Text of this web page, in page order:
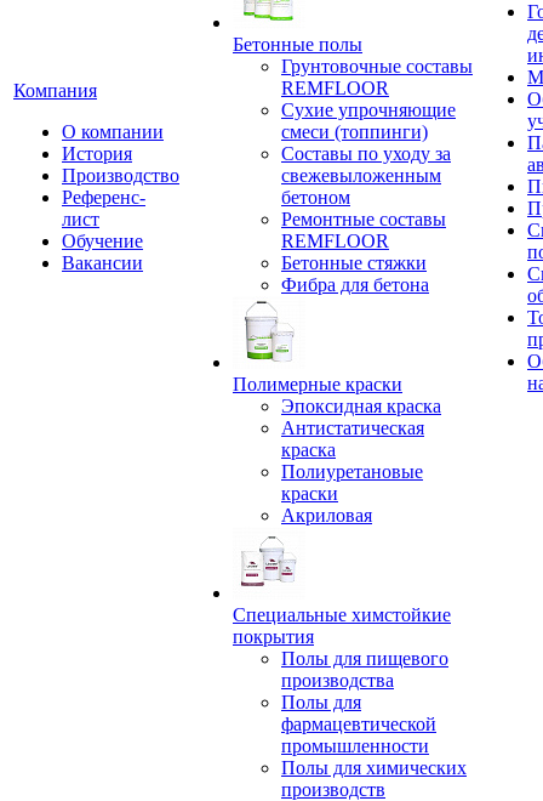
Компания
О компании
История
Производство
Референс-
лист
Обучение
Вакансии
Бетонные полы
Грунтовочные составы
REMFLOOR
Сухие упрочняющие
смеси (топпинги)
Составы по уходу за
свежевыложенным
бетоном
Ремонтные составы
REMFLOOR
Бетонные стяжки
Фибра для бетона
Полимерные краски
Эпоксидная краска
Антистатическая
краска
Полиуретановые
краски
Акриловая
Специальные химстойкие
покрытия
Полы для пищевого
производства
Полы для
фармацевтической
промышленности
Полы для химических
производств